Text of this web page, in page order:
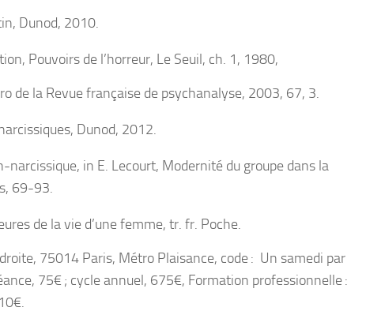
, Dunod, 2010.
Pouvoirs de l’horreur, Le Seuil, ch. 1, 1980,
de la Revue française de psychanalyse, 2003, 67, 3.
Dunod, 2012.
narcissique, in E. Lecourt, Modernité du groupe dans la
69-93.
de la vie d’une femme, tr. fr. Poche.
75014 Paris, Métro Plaisance, code : Un samedi par
75€ ; cycle annuel, 675€, Formation professionnelle :